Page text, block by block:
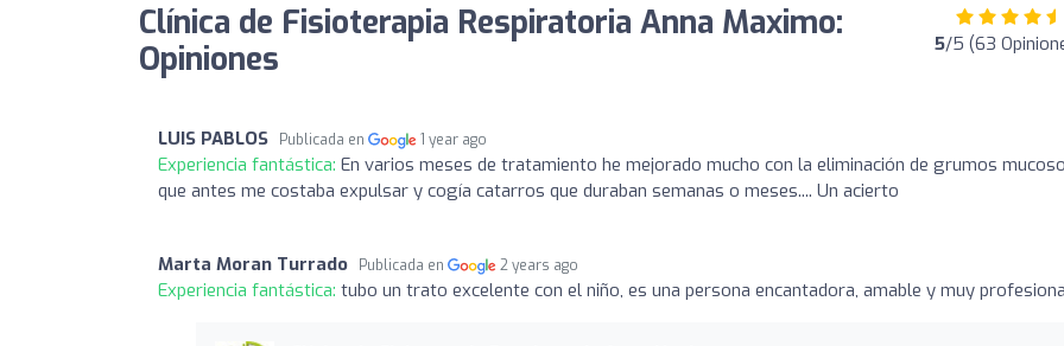
Clínica de Fisioterapia Respiratoria Anna Maximo:
Opiniones
5/5 (63
LUIS PABLOS Publicada en 1 year ago
Experiencia fantástica: En varios meses de tratamiento he mejorado mucho con la eliminación de grumos
que antes me costaba expulsar y cogía catarros que duraban semanas o meses.... Un acierto
Marta Moran Turrado Publicada en 2 years ago
Experiencia fantástica: tubo un trato excelente con el niño, es una persona encantadora, amable y muy